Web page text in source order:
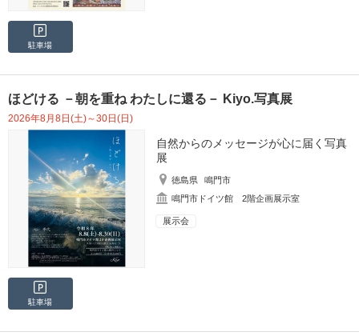
駐車場
ほどける －朝を重ね わたしに還る－ Kiyo.写真展
2026年8月8日(土)～30日(日)
自然からのメッセージが心に届く写真
展
徳島県
鳴門市
鳴門市ドイツ館 2階企画展示室
展示会
駐車場